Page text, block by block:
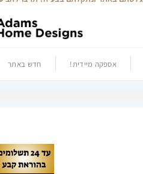
אספקה מיידית! חדש באתר